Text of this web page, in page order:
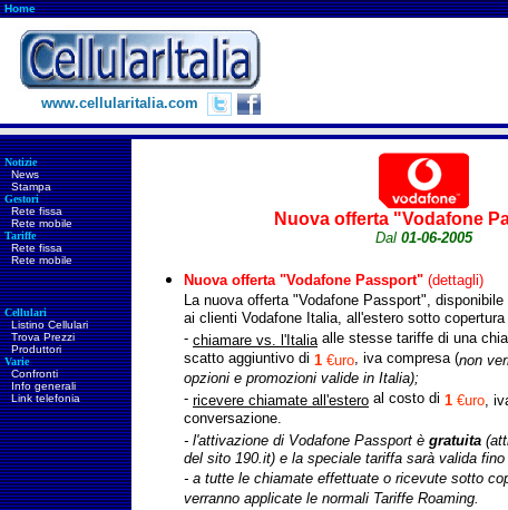
Home
www.cellularitalia.com
Notizie
News
Stampa
Gestori
Rete fissa
Rete mobile
Tariffe
Rete fissa
Rete mobile
Cellulari
Listino Cellulari
Trova Prezzi
Produttori
Varie
Confronti
Info generali
Link telefonia
Nuova offerta "Vodafone
Dal 01-06-2005
Nuova offerta "Vodafone Passport" (dettagli)
La nuova offerta "Vodafone Passport", disponibile
ai clienti Vodafone Italia, all'estero sotto
- chiamare vs. l'Italia alle stesse tariffe di una
scatto aggiuntivo di 1 €uro, iva compresa (non
opzioni e promozioni valide in Italia);
- ricevere chiamate all'estero al costo di 1 €uro,
conversazione.
- l'attivazione di Vodafone Passport è gratuita
del sito 190.it) e la speciale tariffa sarà valida fino
- a tutte le chiamate effettuate o ricevute sotto
verranno applicate le normali Tariffe Roaming.